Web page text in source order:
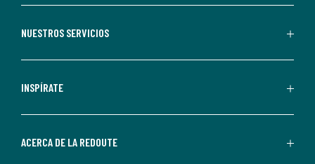
aceptas
comerciales
personalizadas
parte
NUESTROS SERVICIOS
INSPÍRATE
ACERCA DE LA REDOUTE